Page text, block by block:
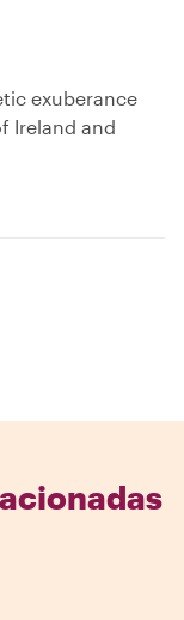
exuberance
Ireland and